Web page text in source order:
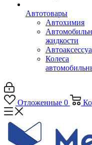
Автотовары
Автохимия
жидкости
Колеса
Отложенные 0